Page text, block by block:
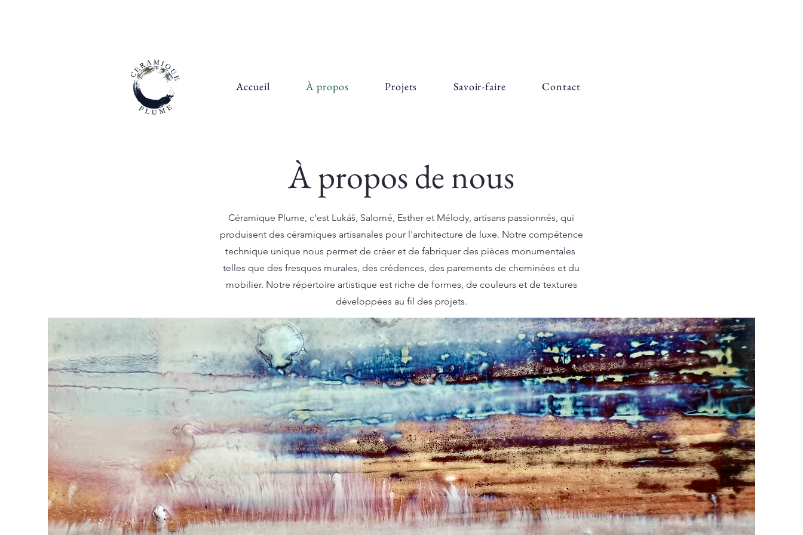
Accueil À propos Projets Savoir-faire Contact
À propos de nous
Céramique Plume, c'est Lukáš, Salomé, Esther et Mélody, artisans passionnés, qui
produisent des céramiques artisanales pour l'architecture de luxe. Notre compétence
technique unique nous permet de créer et de fabriquer des pièces monumentales
telles que des fresques murales, des crédences, des parements de cheminées et du
mobilier. Notre répertoire artistique est riche de formes, de couleurs et de textures
développées au fil des projets.